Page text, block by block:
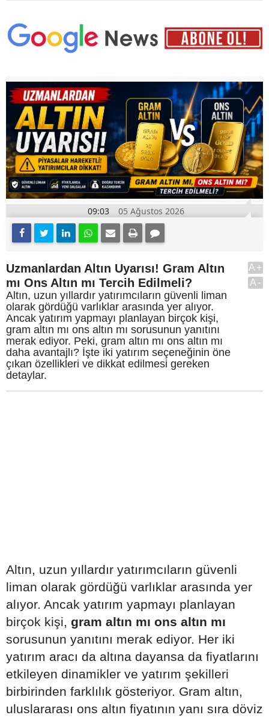
09:03 05 Ağustos 2026
Uzmanlardan Altın Uyarısı! Gram Altın
mı Ons Altın mı Tercih Edilmeli?
Altın, uzun yıllardır yatırımcıların güvenli liman
olarak gördüğü varlıklar arasında yer alıyor.
Ancak yatırım yapmayı planlayan birçok kişi,
gram altın mı ons altın mı sorusunun yanıtını
merak ediyor. Peki, gram altın mı ons altın mı
daha avantajlı? İşte iki yatırım seçeneğinin öne
çıkan özellikleri ve dikkat edilmesi gereken
detaylar.
A+
A-
Altın, uzun yıllardır yatırımcıların güvenli
liman olarak gördüğü varlıklar arasında yer
alıyor. Ancak yatırım yapmayı planlayan
birçok kişi, gram altın mı ons altın mı
sorusunun yanıtını merak ediyor. Her iki
yatırım aracı da altına dayansa da fiyatlarını
etkileyen dinamikler ve yatırım şekilleri
birbirinden farklılık gösteriyor. Gram altın,
uluslararası ons altın fiyatının yanı sıra döviz